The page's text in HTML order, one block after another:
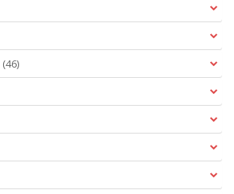
(46)